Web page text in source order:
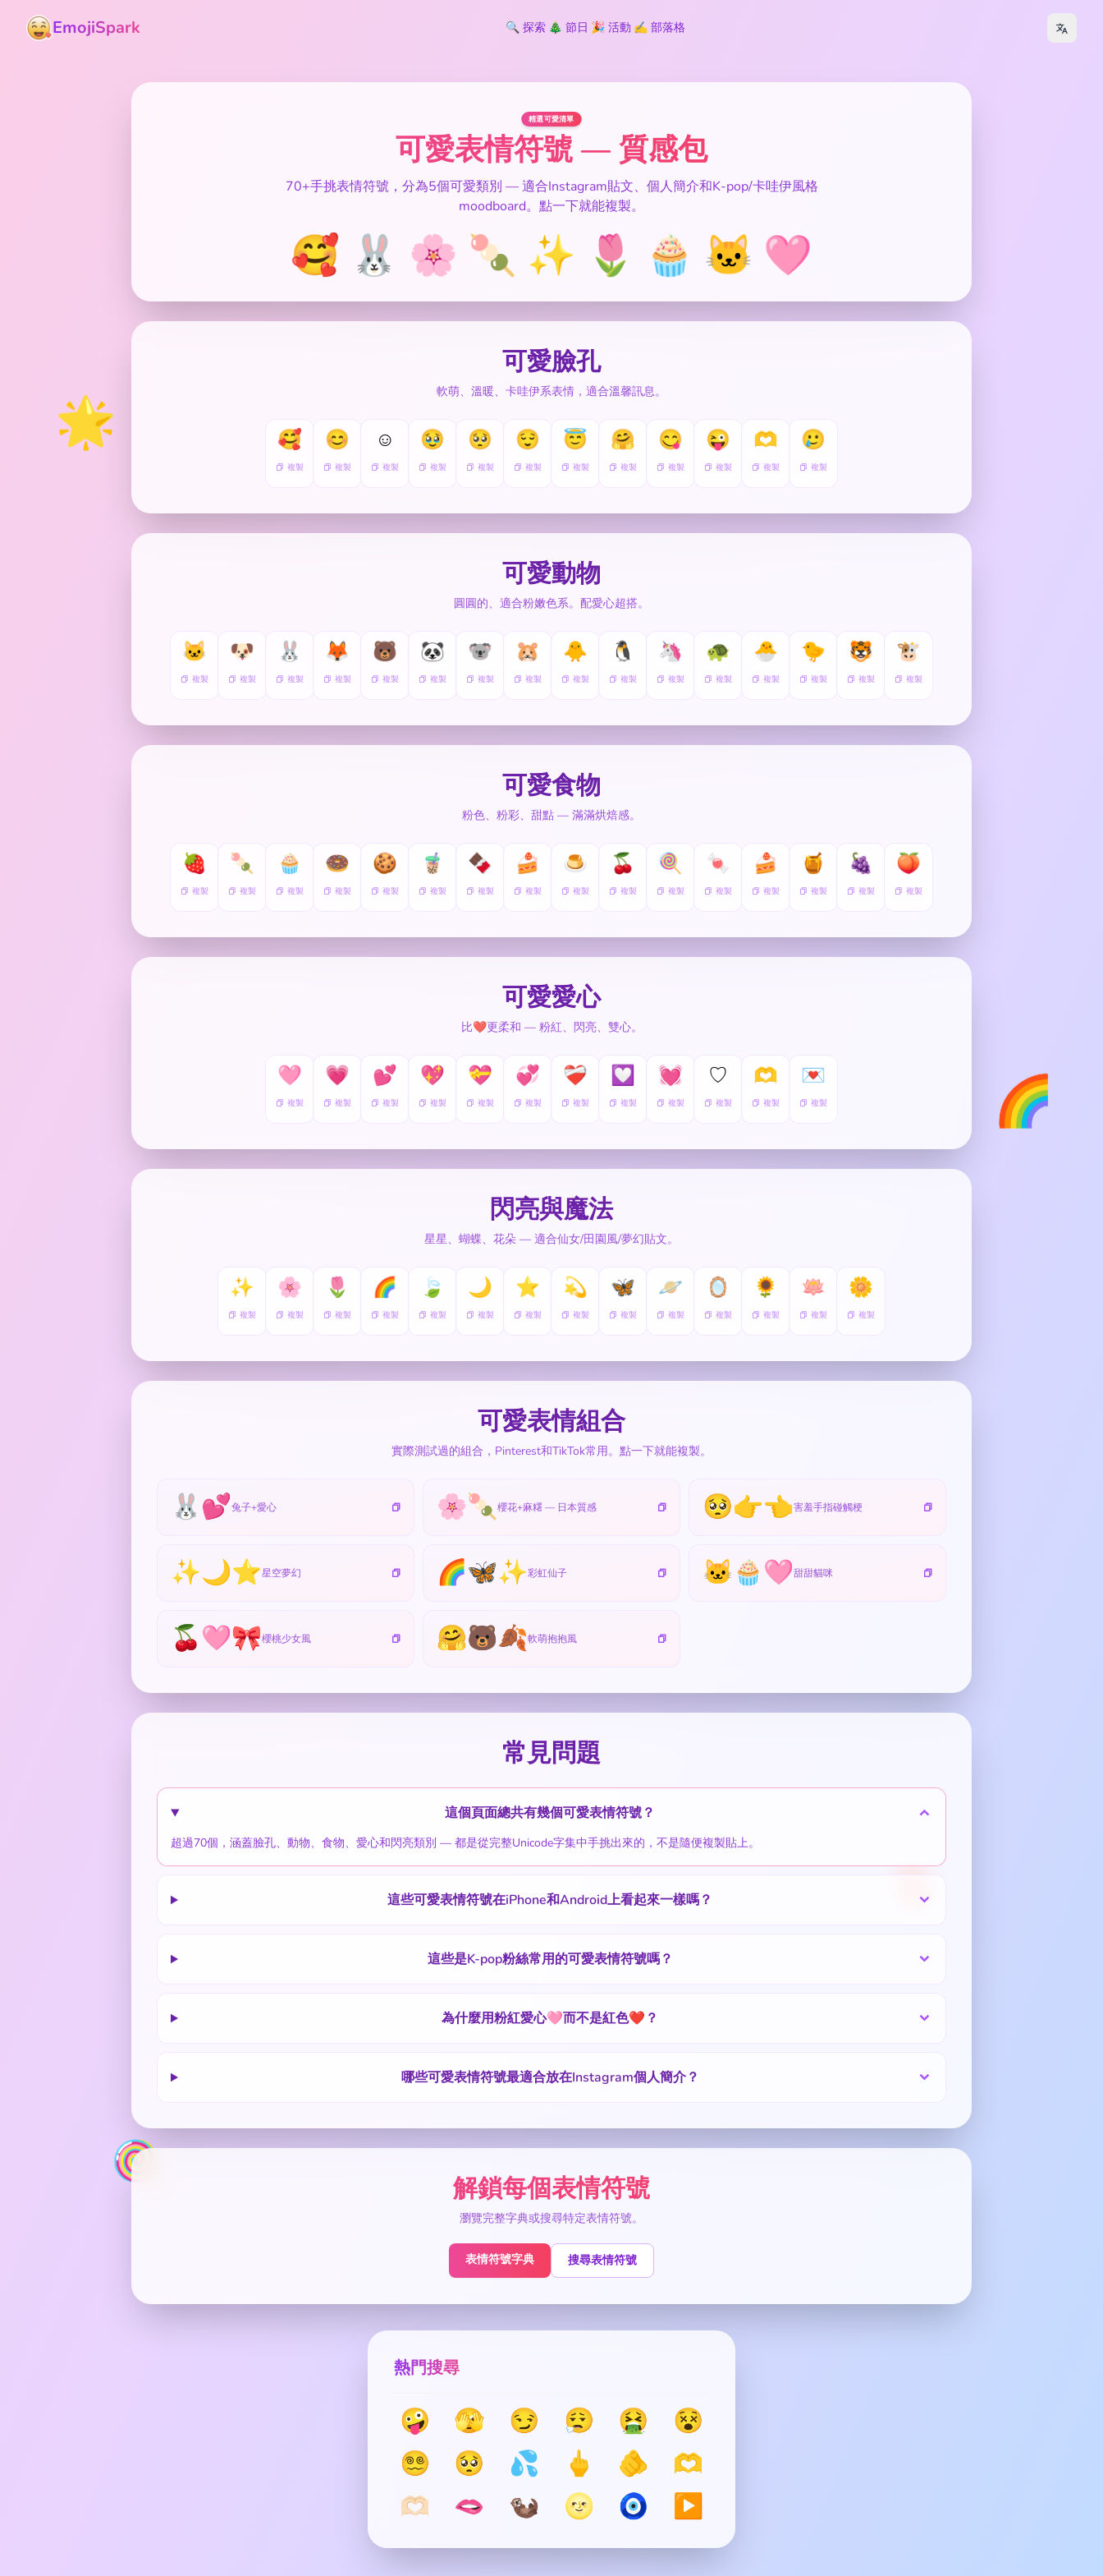
🌟
🎈
🌈
🍭
EmojiSpark 🔍 探索 🎄 節日 🎉 活動 ✍️ 部落格
精選可愛清單
可愛表情符號 — 質感包
70+手挑表情符號，分為5個可愛類別 — 適合Instagram貼文、個人簡介和K-pop/卡哇伊風格
moodboard。點一下就能複製。
🥰 🐰 🌸 🍡 ✨ 🌷 🧁 🐱 🩷
可愛臉孔
軟萌、溫暖、卡哇伊系表情，適合溫馨訊息。
🥰
複製
😊
複製
☺️
複製
🥹
複製
🥺
複製
😌
複製
😇
複製
🤗
複製
😋
複製
😜
複製
🫶
複製
🥲
複製
可愛動物
圓圓的、適合粉嫩色系。配愛心超搭。
🐱
複製
🐶
複製
🐰
複製
🦊
複製
🐻
複製
🐼
複製
🐨
複製
🐹
複製
🐥
複製
🐧
複製
🦄
複製
🐢
複製
🐣
複製
🐤
複製
🐯
複製
🐮
複製
可愛食物
粉色、粉彩、甜點 — 滿滿烘焙感。
🍓
複製
🍡
複製
🧁
複製
🍩
複製
🍪
複製
🧋
複製
🍫
複製
🍰
複製
🍮
複製
🍒
複製
🍭
複製
🍬
複製
🍰
複製
🍯
複製
🍇
複製
🍑
複製
可愛愛心
比❤️更柔和 — 粉紅、閃亮、雙心。
🩷
複製
💗
複製
💕
複製
💖
複製
💝
複製
💞
複製
❤️‍🩹
複製
💟
複製
💓
複製
♡
複製
🫶
複製
💌
複製
閃亮與魔法
星星、蝴蝶、花朵 — 適合仙女/田園風/夢幻貼文。
✨
複製
🌸
複製
🌷
複製
🌈
複製
🍃
複製
🌙
複製
⭐
複製
💫
複製
🦋
複製
🪐
複製
🪞
複製
🌻
複製
🪷
複製
🌼
複製
可愛表情組合
實際測試過的組合，Pinterest和TikTok常用。點一下就能複製。
🐰💕兔子+愛心 🌸🍡 櫻花+麻糬 — 日本質感 🥺👉👈害羞手指碰觸梗
✨🌙⭐星空夢幻 🌈🦋✨彩虹仙子 🐱🧁🩷甜甜貓咪
🍒🩷🎀櫻桃少女風 🤗🐻🍂軟萌抱抱風
常見問題
這個頁面總共有幾個可愛表情符號？
超過70個，涵蓋臉孔、動物、食物、愛心和閃亮類別 — 都是從完整Unicode字集中手挑出來的，不是隨便複製貼上。
這些可愛表情符號在iPhone和Android上看起來一樣嗎？
這些是K-pop粉絲常用的可愛表情符號嗎？
為什麼用粉紅愛心🩷而不是紅色❤️？
哪些可愛表情符號最適合放在Instagram個人簡介？
解鎖每個表情符號
瀏覽完整字典或搜尋特定表情符號。
表情符號字典 搜尋表情符號
熱門搜尋
🤪 🫣 😏 😮‍💨 🤮
😵
😵‍💫
🥺 💦 🖕 🫵
🫶
🫶🏻
🫦 🦦 🌝 🧿 ▶️